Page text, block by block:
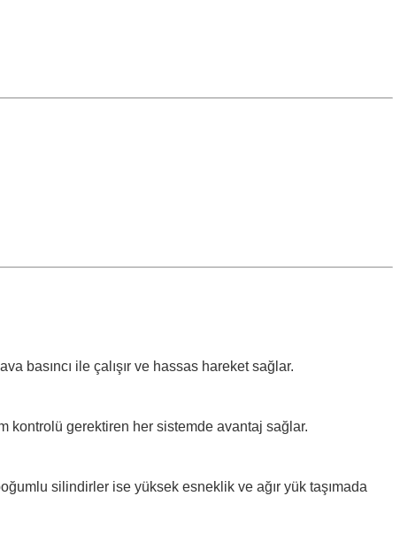
basıncı ile çalışır ve hassas hareket sağlar.
kontrolü gerektiren her sistemde avantaj sağlar.
silindirler ise yüksek esneklik ve ağır yük taşımada